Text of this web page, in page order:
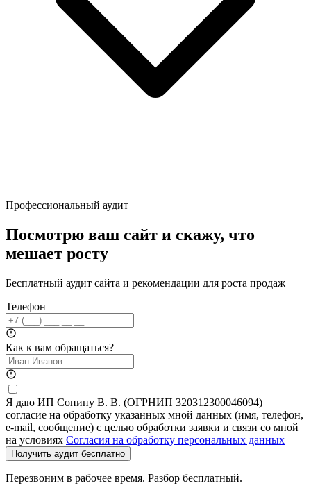
Профессиональный аудит
Посмотрю ваш сайт и скажу, что
мешает росту
Бесплатный аудит сайта и рекомендации для роста продаж
Телефон
Как к вам обращаться?
Я даю ИП Сопину В. В. (ОГРНИП 320312300046094)
согласие на обработку указанных мной данных (имя, телефон,
e-mail, сообщение) с целью обработки заявки и связи со мной
на условиях Согласия на обработку персональных данных
Получить аудит бесплатно
Перезвоним в рабочее время. Разбор бесплатный.